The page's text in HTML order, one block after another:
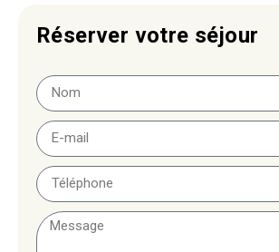
Réserver votre séjour